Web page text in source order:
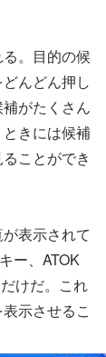
。目的の候
んどん押し
がたくさん
きには候補
ことができ
表示されて
ー、ATOK
けだ。これ
示させるこ